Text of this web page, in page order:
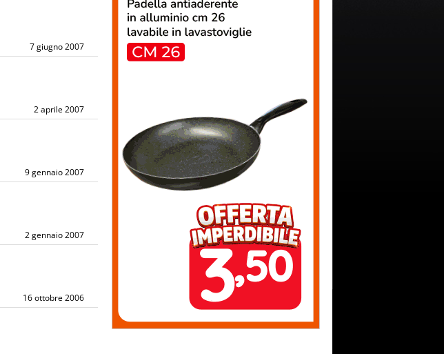
7 giugno 2007
2 aprile 2007
9 gennaio 2007
2 gennaio 2007
16 ottobre 2006